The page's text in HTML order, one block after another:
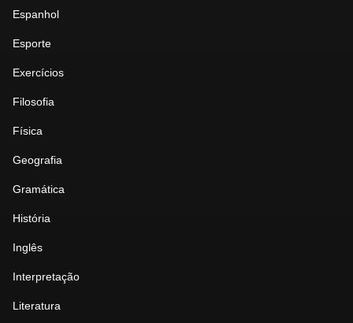
Espanhol
Esporte
Exercícios
Filosofia
Física
Geografia
Gramática
História
Inglês
Interpretação
Literatura